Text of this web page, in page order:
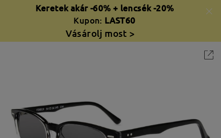
Keretek akár -60% + lencsék -20%
Kupon: LAST60
Vásárolj most >